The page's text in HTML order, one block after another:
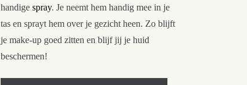
handige spray. Je neemt hem handig mee in je
tas en sprayt hem over je gezicht heen. Zo blijft
je make-up goed zitten en blijf jij je huid
beschermen!